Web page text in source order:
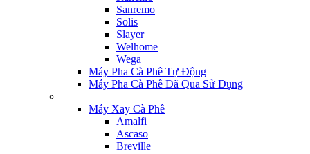
Sanremo
Solis
Slayer
Welhome
Wega
Máy Pha Cà Phê Tự Động
Máy Pha Cà Phê Đã Qua Sử Dụng
Máy Xay Cà Phê
Amalfi
Ascaso
Breville